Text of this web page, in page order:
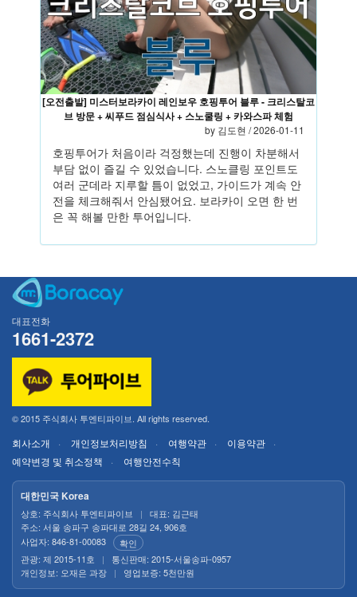
[오전출발] 미스터보라카이 레인보우 호핑투어 블루 - 크리스탈코
브 방문 + 씨푸드 점심식사 + 스노쿨링 + 카와스파 체험
by 김도현 / 2026-01-11
호핑투어가 처음이라 걱정했는데 진행이 차분해서
부담 없이 즐길 수 있었습니다. 스노클링 포인트도
여러 군데라 지루할 틈이 없었고, 가이드가 계속 안
전을 체크해줘서 안심됐어요. 보라카이 오면 한 번
은 꼭 해볼 만한 투어입니다.
대표전화
1661-2372
© 2015 주식회사 투엔티파이브. All rights reserved.
회사소개 개인정보처리방침 여행약관
이용약관
예약변경 및 취소정책
여행안전수칙
대한민국 Korea
상호: 주식회사 투엔티파이브 |
대표: 김근태
주소: 서울 송파구 송파대로 28길 24, 906호
사업자: 846-81-00083
확인
관광: 제 2015-11호
|
통신판매: 2015-서울송파-0957
개인정보: 오재은 과장
| 영업보증: 5천만원